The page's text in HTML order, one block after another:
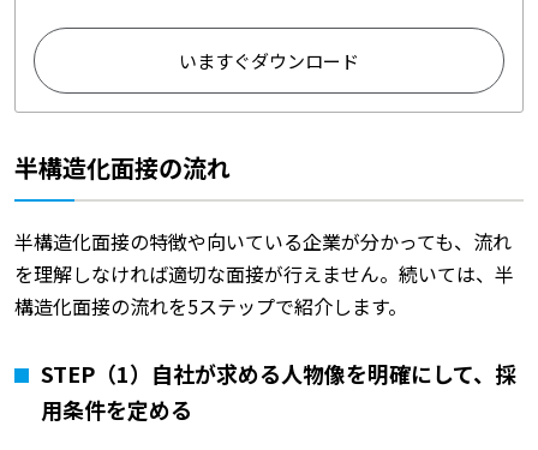
いますぐダウンロード
半構造化面接の流れ
半構造化面接の特徴や向いている企業が分かっても、流れ
を理解しなければ適切な面接が行えません。続いては、半
構造化面接の流れを5ステップで紹介します。
STEP （1）自社が求める人物像を明確にして、採
用条件を定める